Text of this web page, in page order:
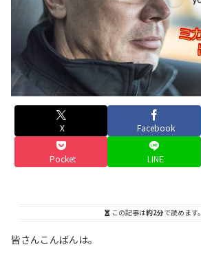
X Facebook
Pocket LINE
この記事は約2分で読めます。
皆さんこんばんは。